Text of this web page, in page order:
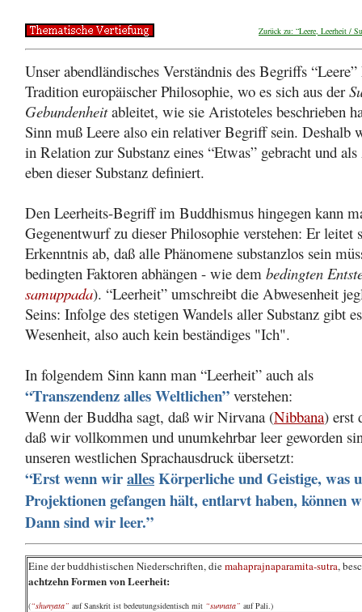
Zurück zu: “Leere, Leerheit /
Unser abendländisches Verständnis des Begriffs
Tradition europäischer Philosophie, wo es sich aus der
Gebundenheitableitet, wie sie Aristoteles beschrieben
Sinn muß Leere also ein relativer Begriff sein. Deshalb
in Relation zur Substanz eines “Etwas” gebracht und
eben dieser Substanz definiert.
Den Leerheits-Begriff im Buddhismus hingegen kann
Gegenentwurf zu dieser Philosophie verstehen: Er leitet
Erkenntnis ab, daß alle Phänomene substanzlos sein
bedingten Faktoren abhängen - wie dem bedingten
samuppada). “Leerheit” umschreibt die Abwesenheit
Seins: Infolge des stetigen Wandels aller Substanz gibt
Wesenheit, also auch kein beständiges "Ich".
In folgendem Sinn kann man “Leerheit” auch als
“Transzendenz alles Weltlichen” verstehen:
Wenn der Buddha sagt, daß wir Nirvana (Nibbana) erst
daß wir vollkommen und unumkehrbar leer geworden
unseren westlichen Sprachausdruck übersetzt:
“Erst wenn wirallesKörperliche und Geistige, was
Projektionen gefangen hält, entlarvt haben, können
Dann sind wir leer.”
Eine der buddhistischen Niederschriften, diemahaprajnaparamita-sutra,
achtzehn Formen von Leerheit:
(“shunyata” auf Sanskrit ist bedeutungsidentisch mit “sunnata” auf Pali.)